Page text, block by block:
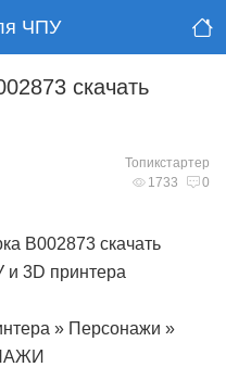
ЧПУ
скачать
Топикстартер
1733 0
B002873 скачать
и 3D принтера
» Персонажи »